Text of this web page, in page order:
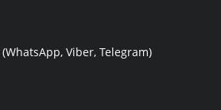
(WhatsApp, Viber, Telegram)